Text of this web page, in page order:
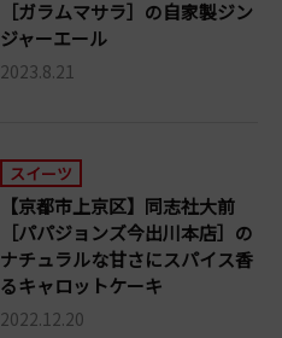
［ガラムマサラ］の自家製ジン
ジャーエール
2023.8.21
スイーツ
【京都市上京区】同志社大前
［パパジョンズ今出川本店］の
ナチュラルな甘さにスパイス香
るキャロットケーキ
2022.12.20